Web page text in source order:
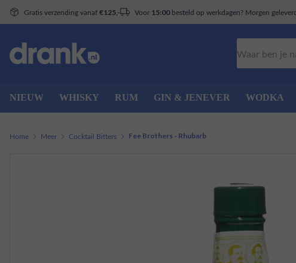
Gratis verzending vanaf €125,- Voor 15:00besteld op werkdagen? Morgen
NIEUW WHISKY RUM GIN & JENEVER WODKA
Home Meer Cocktail Bitters Fee Brothers - Rhubarb